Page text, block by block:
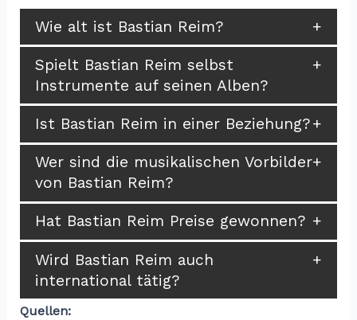
Wie alt ist Bastian Reim?
Spielt Bastian Reim selbst
Instrumente auf seinen Alben?
Ist Bastian Reim in einer Beziehung?
Wer sind die musikalischen Vorbilder
von Bastian Reim?
Hat Bastian Reim Preise gewonnen?
Wird Bastian Reim auch
international tätig?
Quellen: